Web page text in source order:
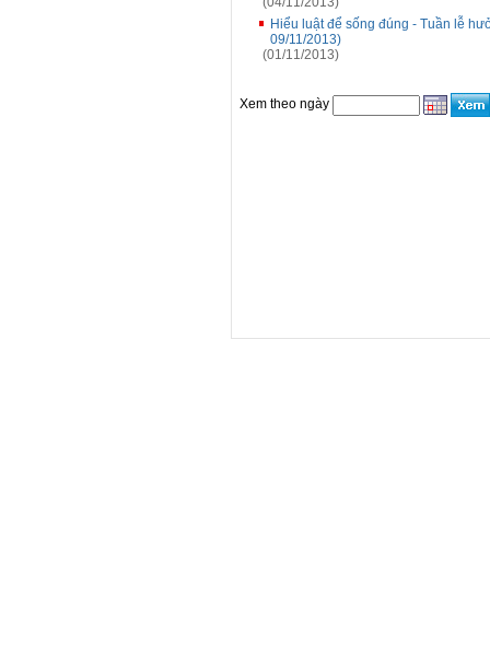
Hiểu luật để sống đúng - Tuần lễ
09/11/2013)
(01/11/2013)
Xem theo ngày